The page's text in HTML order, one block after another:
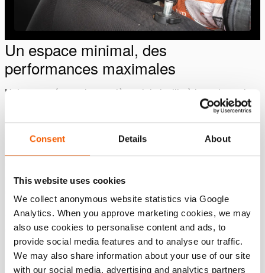
Consent Details About
This website uses cookies
We collect anonymous website statistics via Google
Analytics. When you approve marketing cookies, we may
also use cookies to personalise content and ads, to
provide social media features and to analyse our traffic.
We may also share information about your use of our site
with our social media, advertising and analytics partners
Un espace minimal, des
performances maximales
Holmatro présente la première mini-cisaille à batterie sur le
marché du sauvetage. Cet outil compact et léger est facile à
utiliser dans les espaces confinés et nécessite un espace
minimal dans votre véhicule de secours. Sa conception
cisaille à batterie Holmatro permet de compléter tout
Consultez le siteholmatro.com/mini-cutter pour plus
d’informations.